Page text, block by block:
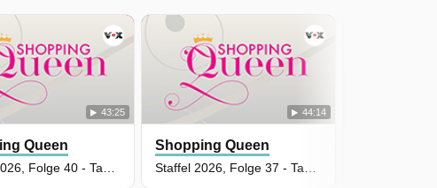
43:25
Queen
44:14
Shopping Queen